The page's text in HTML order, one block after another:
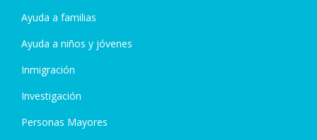
Ayuda a familias
Ayuda a niños y jóvenes
Inmigración
Investigación
Personas Mayores